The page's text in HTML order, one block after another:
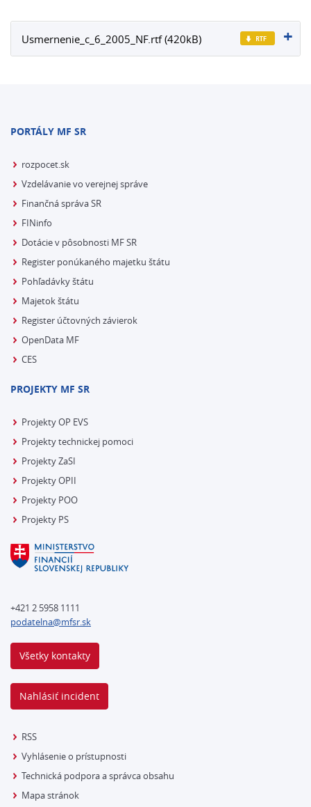
Usmernenie_c_6_2005_NF.rtf (420kB)
PORTÁLY MF SR
rozpocet.sk
Vzdelávanie vo verejnej správe
Finančná správa SR
FINinfo
Dotácie v pôsobnosti MF SR
Register ponúkaného majetku štátu
Pohľadávky štátu
Majetok štátu
Register účtovných závierok
OpenData MF
CES
PROJEKTY MF SR
Projekty OP EVS
Projekty technickej pomoci
Projekty ZaSI
Projekty OPII
Projekty POO
Projekty PS
+421 2 5958 1111
podatelna@mfsr.sk
Všetky kontakty
Nahlásiť incident
RSS
Vyhlásenie o prístupnosti
Technická podpora a správca obsahu
Mapa stránok